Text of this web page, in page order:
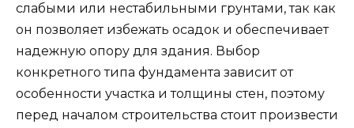
слабыми или нестабильными грунтами, так как
он позволяет избежать осадок и обеспечивает
надежную опору для здания. Выбор
конкретного типа фундамента зависит от
особенности участка и толщины стен, поэтому
перед началом строительства стоит произвести